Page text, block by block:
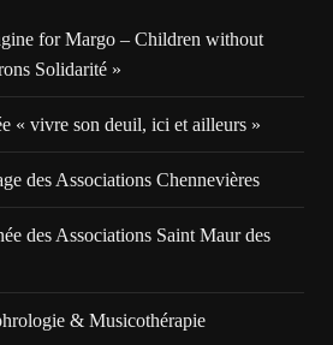
for Margo – Children without
Solidarité »
« vivre son deuil, ici et ailleurs »
des Associations Chennevières
des Associations Saint Maur des
& Musicothérapie